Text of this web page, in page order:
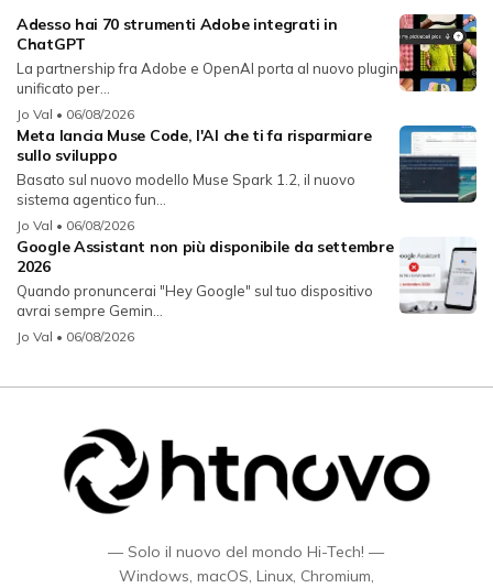
Adesso hai 70 strumenti Adobe integrati in
ChatGPT
La partnership fra Adobe e OpenAI porta al nuovo plugin
unificato per...
Jo Val • 06/08/2026
Meta lancia Muse Code, l'AI che ti fa risparmiare
sullo sviluppo
Basato sul nuovo modello Muse Spark 1.2, il nuovo
sistema agentico fun...
Jo Val • 06/08/2026
Google Assistant non più disponibile da settembre
2026
Quando pronuncerai "Hey Google" sul tuo dispositivo
avrai sempre Gemin...
Jo Val • 06/08/2026
— Solo il nuovo del mondo Hi-Tech! —
Windows, macOS, Linux, Chromium,